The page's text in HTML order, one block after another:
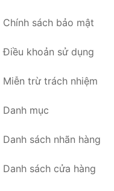
Chính sách bảo mật
Điều khoản sử dụng
Miễn trừ trách nhiệm
Danh mục
Danh sách nhãn hàng
Danh sách cửa hàng